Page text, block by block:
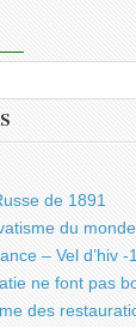
de 1891
du
– Vel d’hiv -
ne font pas
des